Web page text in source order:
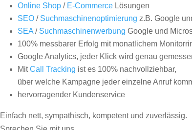
Online Shop/ E-CommerceLösungen
SEO/ Suchmaschinenoptimierung z.B. Google
SEA/ Suchmaschinenwerbung Google und
100% messbarer Erfolg mit monatlichem
Google Analytics, jeder Klick wird genau
MitCall Tracking ist es 100% nachvollziehbar,
über welche Kampagne jeder einzelne Anruf
hervorragender Kundenservice
Einfach nett, sympathisch, kompetent und zuverlässig.